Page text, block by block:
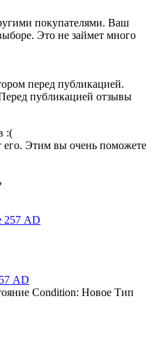
покупателями. Ваш
Это не займет много
перед публикацией.
публикацией отзывы
:(
его. Этим вы очень поможете
AD
Condition: Новое Тип